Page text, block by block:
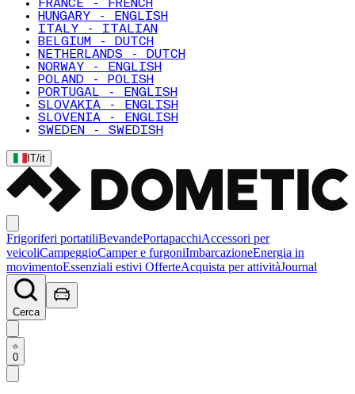
FRANCE - FRENCH
HUNGARY - ENGLISH
ITALY - ITALIAN
BELGIUM - DUTCH
NETHERLANDS - DUTCH
NORWAY - ENGLISH
POLAND - POLISH
PORTUGAL - ENGLISH
SLOVAKIA - ENGLISH
SLOVENIA - ENGLISH
SWEDEN - SWEDISH
IT/it
Frigoriferi portatiliBevandePortapacchiAccessori per
veicoliCampeggioCamper e furgoniImbarcazioneEnergia in
movimentoEssenziali estivi OfferteAcquista per attivitàJournal
Cerca
0